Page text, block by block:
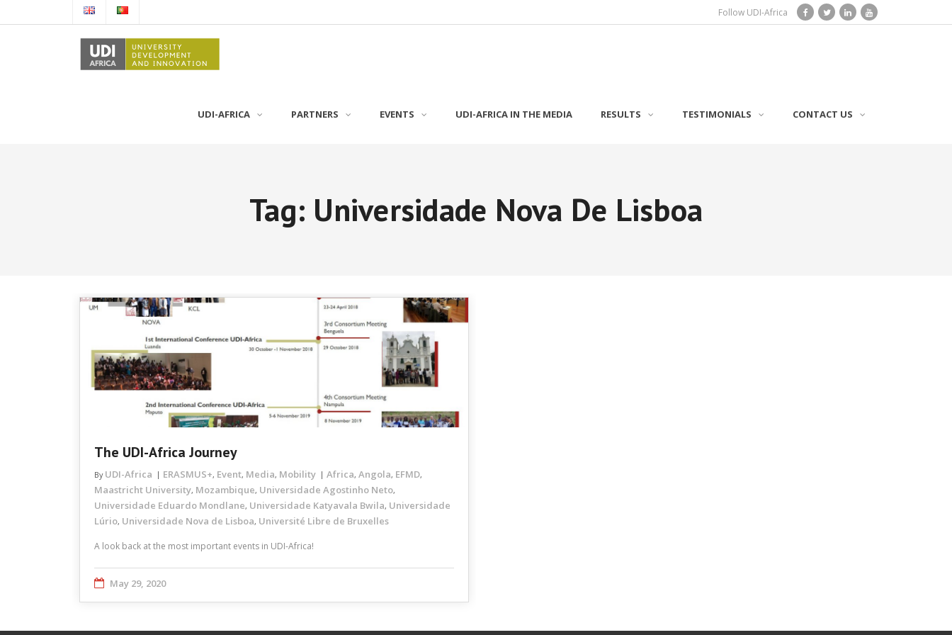
Follow UDI-Africa
UDI-AFRICA PARTNERS EVENTS UDI-AFRICA IN THE MEDIA RESULTS TESTIMONIALS CONTACT US
Tag: Universidade Nova De Lisboa
The UDI-Africa Journey
By UDI-Africa ERASMUS+, Event, Media, Mobility Africa, Angola, EFMD,
Maastricht University, Mozambique, Universidade Agostinho Neto,
Universidade Eduardo Mondlane, Universidade Katyavala Bwila, Universidade
Lúrio, Universidade Nova de Lisboa, Université Libre de Bruxelles
A look back at the most important events in UDI-Africa!
May 29, 2020